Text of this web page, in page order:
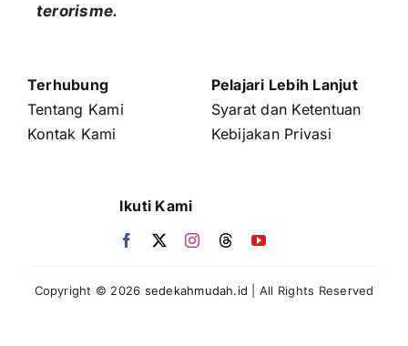
terorisme.
Terhubung
Tentang Kami
Kontak Kami
Pelajari Lebih Lanjut
Syarat dan Ketentuan
Kebijakan Privasi
Ikuti Kami
Copyright © 2026 sedekahmudah.id | All Rights Reserved